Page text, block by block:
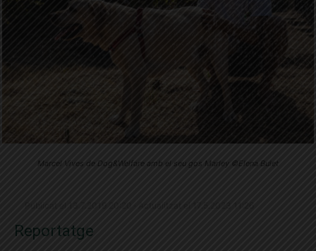
Marcel Vives de Dog&Welfare amb el seu gos Marley ©Elena Bulet
Reportatge